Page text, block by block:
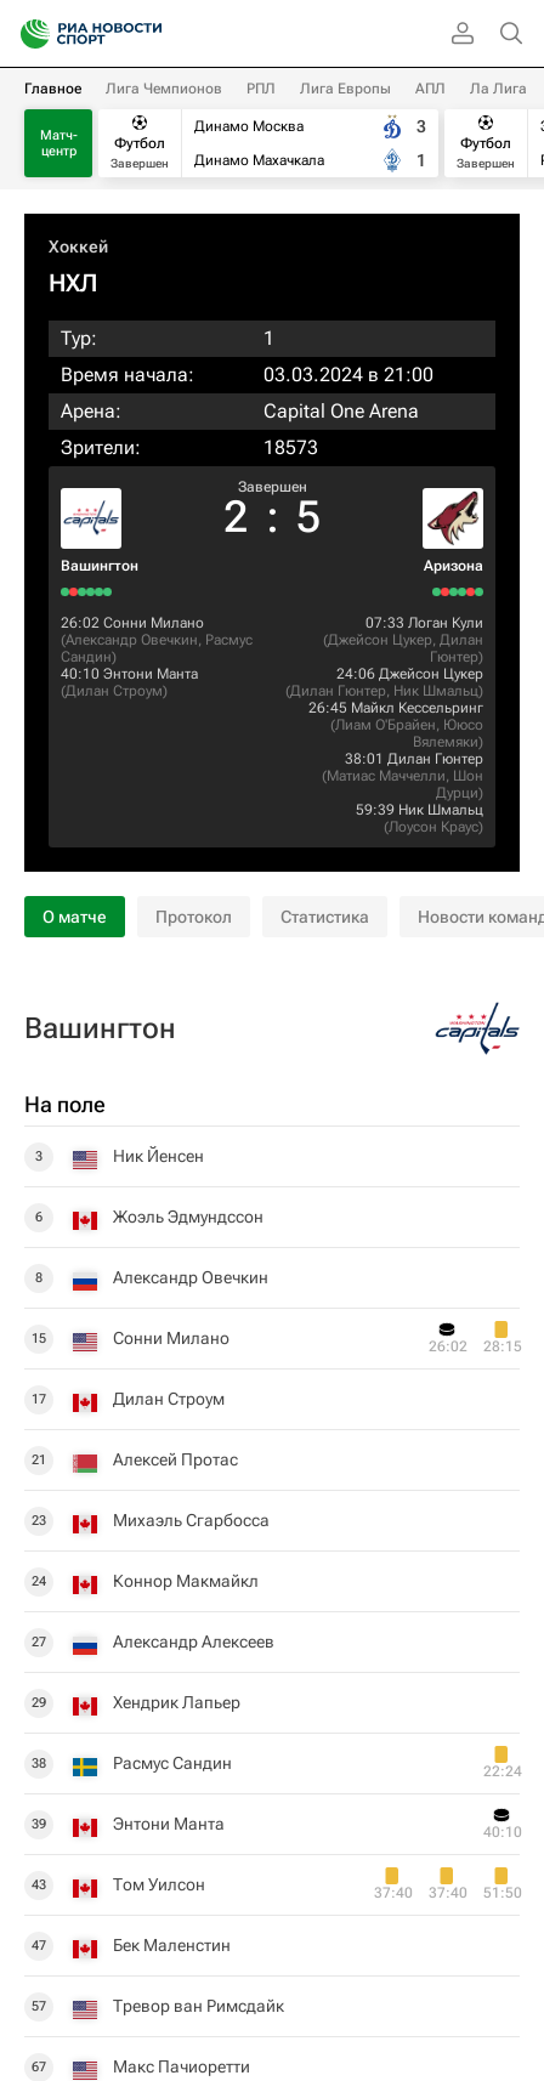
Главное Лига Чемпионов РПЛ Лига Европы АПЛ Ла Лига
Матч-
центр
Футбол
Завершен
Динамо Москва
Динамо Махачкала
3
1
Футбол
Завершен
Хоккей
НХЛ
Тур:
1
Время начала:
03.03.2024 в 21:00
Арена:
Capital One Arena
Зрители:
18573
Вашингтон
Завершен
2 : 5
Аризона
26:02 Сонни Милано
(Александр Овечкин, Расмус
Сандин)
40:10 Энтони Манта
(Дилан Строум)
07:33 Логан Кули
(Джейсон Цукер, Дилан
Гюнтер)
24:06 Джейсон Цукер
(Дилан Гюнтер, Ник Шмальц)
26:45 Майкл Кессельринг
(Лиам О'Брайен, Ююсо
Вялемяки)
38:01 Дилан Гюнтер
(Матиас Маччелли, Шон
Дурци)
59:39 Ник Шмальц
(Лоусон Краус)
О матче Протокол Статистика Новости
Вашингтон
На поле
3 Ник Йенсен
6 Жоэль Эдмундссон
8 Александр Овечкин
15 Сонни Милано 26:02 28:15
17 Дилан Строум
21 Алексей Протас
23 Михаэль Сгарбосса
24 Коннор Макмайкл
27 Александр Алексеев
29 Хендрик Лапьер
38 Расмус Сандин 22:24
39 Энтони Манта 40:10
43 Том Уилсон 37:40 37:40 51:50
47 Бек Маленстин
57 Тревор ван Римсдайк
67 Макс Пачиоретти